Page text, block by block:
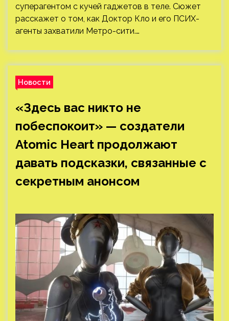
суперагентом с кучей гаджетов в теле. Сюжет
расскажет о том, как Доктор Кло и его ПСИХ-
агенты захватили Метро-сити.…
Новости
«Здесь вас никто не
побеспокоит» — создатели
Atomic Heart продолжают
давать подсказки, связанные с
секретным анонсом